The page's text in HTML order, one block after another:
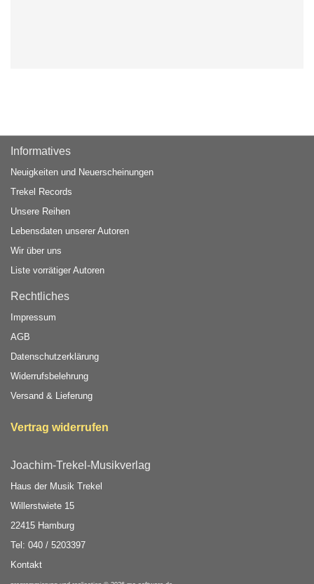
Informatives
Neuigkeiten und Neuerscheinungen
Trekel Records
Unsere Reihen
Lebensdaten unserer Autoren
Wir über uns
Liste vorrätiger Autoren
Rechtliches
Impressum
AGB
Datenschutzerklärung
Widerrufsbelehrung
Versand & Lieferung
Vertrag widerrufen
Joachim-Trekel-Musikverlag
Haus der Musik Trekel
Willerstwiete 15
22415 Hamburg
Tel: 040 / 5203397
Kontakt